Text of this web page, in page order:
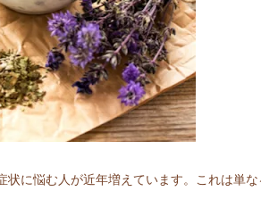
に悩む人が近年増えています。これは単な